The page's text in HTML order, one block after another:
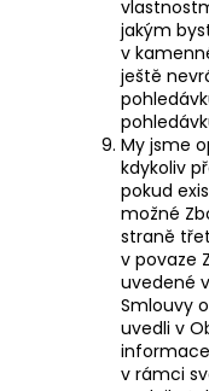
jakým
v
ještě
My jsme
kdykoliv
pokud
možné
straně
v povaze
uvedené
Smlouvy
uvedli v
v rámci